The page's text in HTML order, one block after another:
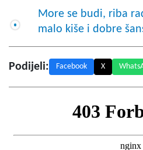
More se budi, riba
malo kiše i dobre
Podijeli: Facebook X